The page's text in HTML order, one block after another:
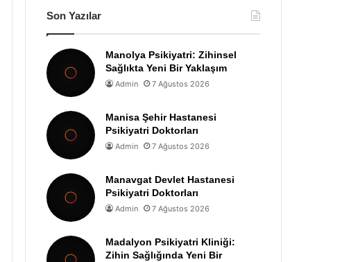
Son Yazılar
Manolya Psikiyatri: Zihinsel
Sağlıkta Yeni Bir Yaklaşım
Admin 7 Ağustos 2026
Manisa Şehir Hastanesi
Psikiyatri Doktorları
Admin 7 Ağustos 2026
Manavgat Devlet Hastanesi
Psikiyatri Doktorları
Admin 7 Ağustos 2026
Madalyon Psikiyatri Kliniği:
Zihin Sağlığında Yeni Bir